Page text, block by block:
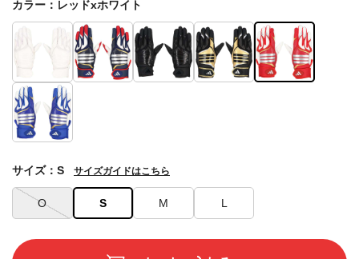
カラー：レッドxホワイト
O S M L
サイズ：S サイズガイドはこちら